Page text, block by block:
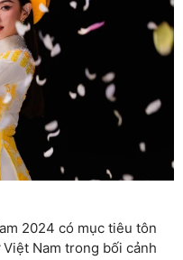
2024 có mục tiêu tôn
Nam trong bối cảnh